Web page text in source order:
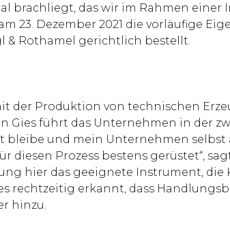
das wir im Rahmen einer
23. Dezember 2021 die vorläufige
& Rothamel gerichtlich bestellt.
der Produktion von technischen
Gies führt das Unternehmen in der
bleibe und mein Unternehmen
diesen Prozess bestens gerüstet“,
hier das geeignete Instrument,
rechtzeitig erkannt, dass
hinzu.